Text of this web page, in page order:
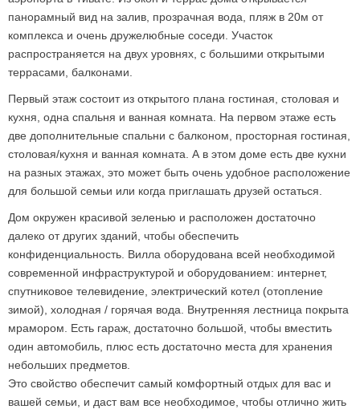
панорамный вид на залив, прозрачная вода, пляж в 20м от
комплекса и очень дружелюбные соседи. Участок
распространяется на двух уровнях, с большими открытыми
террасами, балконами.
Первый этаж состоит из открытого плана гостиная, столовая и
кухня, одна спальня и ванная комната. На первом этаже есть
две дополнительные спальни с балконом, просторная гостиная,
столовая/кухня и ванная комната. А в этом доме есть две кухни
на разных этажах, это может быть очень удобное расположение
для большой семьи или когда приглашать друзей остаться.
Дом окружен красивой зеленью и расположен достаточно
далеко от других зданий, чтобы обеспечить
конфиденциальность. Вилла оборудована всей необходимой
современной инфраструктурой и оборудованием: интернет,
спутниковое телевидение, электрический котел (отопление
зимой), холодная / горячая вода. Внутренняя лестница покрыта
мрамором. Есть гараж, достаточно большой, чтобы вместить
один автомобиль, плюс есть достаточно места для хранения
небольших предметов.
Это свойство обеспечит самый комфортный отдых для вас и
вашей семьи, и даст вам все необходимое, чтобы отлично жить